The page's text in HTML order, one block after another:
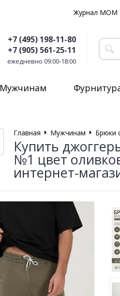
Журнал MOM
+7 (495) 198-11-80
+7 (905) 561-25-11
ежедневно 09:00-18:00
Мужчинам
Главная Мужчинам Брюки
Купить
№1 цвет
интернет-